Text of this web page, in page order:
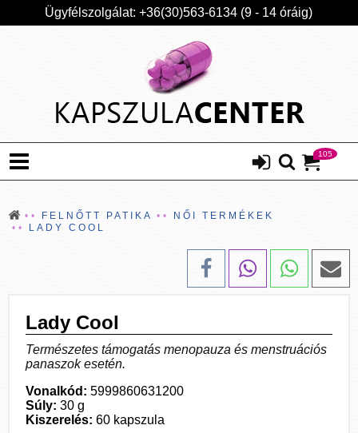
Ügyfélszolgálat: +36(30)563-6134 (9 - 14 óráig)
105
FELNŐTT PATIKA
NŐI TERMÉKEK
LADY COOL
Lady Cool
Természetes támogatás menopauza és menstruációs
panaszok esetén.
Vonalkód: 5999860631200
Súly: 30 g
Kiszerelés: 60 kapszula